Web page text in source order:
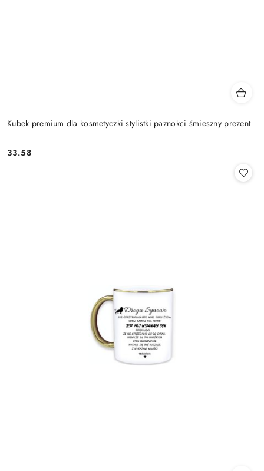
Kubek premium dla kosmetyczki stylistki paznokci śmieszny prezent
Cena:
33.58